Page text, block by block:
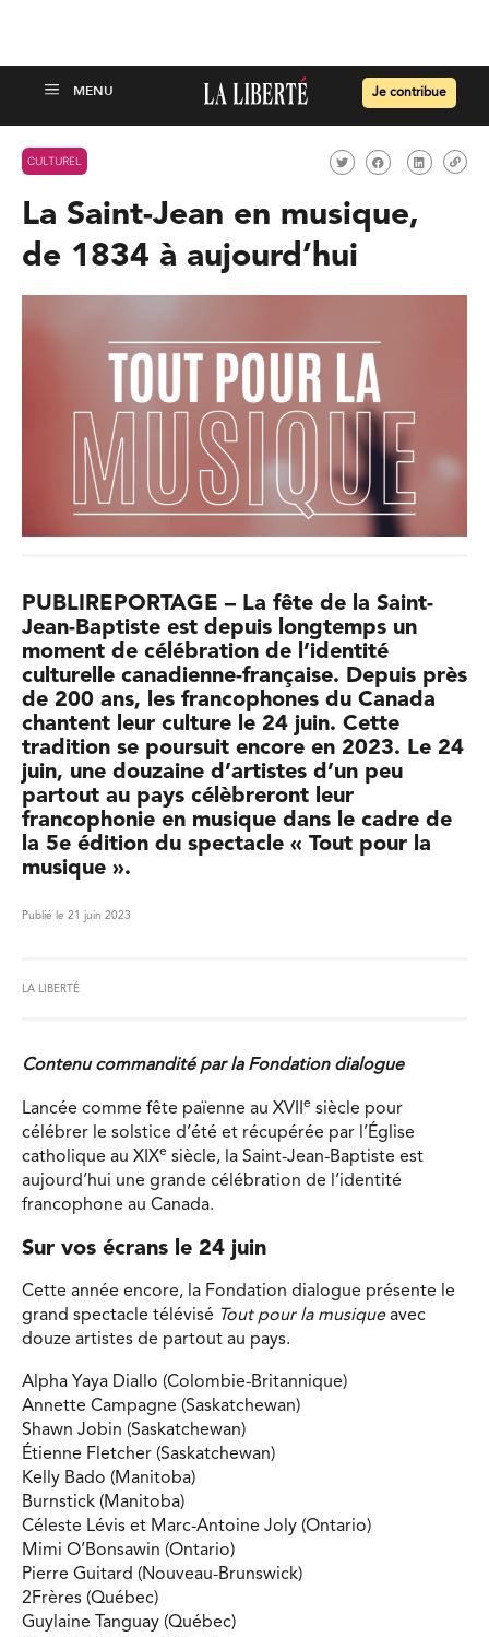
Je contribue
CULTUREL
La Saint-Jean en musique,
de 1834 à aujourd’hui
PUBLIREPORTAGE – La fête de la Saint-
Jean-Baptiste est depuis longtemps un
moment de célébration de l’identité
culturelle canadienne-française. Depuis près
de 200 ans, les francophones du Canada
chantent leur culture le 24 juin. Cette
tradition se poursuit encore en 2023. Le 24
juin, une douzaine d’artistes d’un peu
partout au pays célèbreront leur
francophonie en musique dans le cadre de
la 5e édition du spectacle « Tout pour la
musique ».
Publié le 21 juin 2023
LA LIBERTÉ
Contenu commandité par la Fondation dialogue
Lancée comme fête païenne au XVII e siècle pour
célébrer le solstice d’été et récupérée par l’Église
catholique au XIXe siècle, la Saint-Jean-Baptiste est
aujourd’hui une grande célébration de l’identité
francophone au Canada.
Sur vos écrans le 24 juin
Cette année encore, la Fondation dialogue présente le
grand spectacle télévisé Tout pour la musiqueavec
douze artistes de partout au pays.
Alpha Yaya Diallo (Colombie-Britannique)
Annette Campagne (Saskatchewan)
Shawn Jobin (Saskatchewan)
Étienne Fletcher (Saskatchewan)
Kelly Bado (Manitoba)
Burnstick (Manitoba)
Céleste Lévis et Marc-Antoine Joly (Ontario)
Mimi O’Bonsawin (Ontario)
Pierre Guitard (Nouveau-Brunswick)
2Frères (Québec)
Guylaine Tanguay (Québec)